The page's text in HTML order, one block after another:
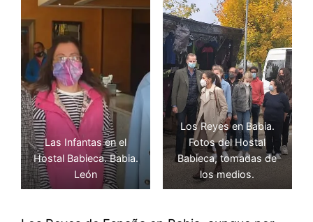
Las Infantas en el
Hostal Babieca. Babia.
León
Los Reyes en Babia.
Fotos del Hostal
Babieca, tomadas de
los medios.